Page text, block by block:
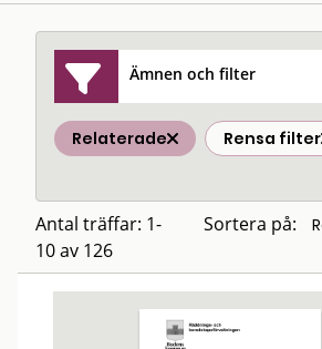
Ämnen och filter
Relaterade Rensa filter
Antal träffar: 1-
10 av 126
Sortera på: